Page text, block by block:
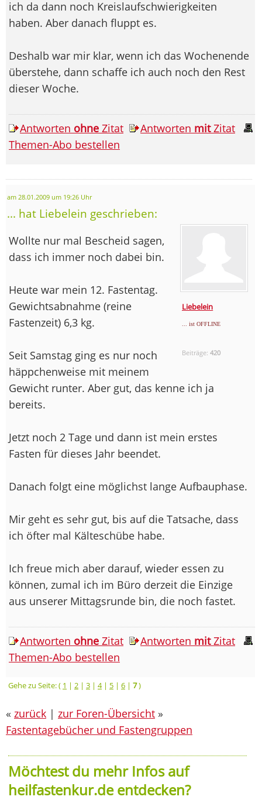
ich da dann noch Kreislaufschwierigkeiten
haben. Aber danach fluppt es.
Deshalb war mir klar, wenn ich das Wochenende
überstehe, dann schaffe ich auch noch den Rest
dieser Woche.
Antworten ohne Zitat Antworten mitZitat
Themen-Abo bestellen
am 28.01.2009 um 19:26 Uhr
... hat Liebelein geschrieben:
Liebelein
... ist OFFLINE
Beiträge:420
Wollte nur mal Bescheid sagen,
dass ich immer noch dabei bin.
Heute war mein 12. Fastentag.
Gewichtsabnahme (reine
Fastenzeit) 6,3 kg.
Seit Samstag ging es nur noch
häppchenweise mit meinem
Gewicht runter. Aber gut, das kenne ich ja
bereits.
Jetzt noch 2 Tage und dann ist mein erstes
Fasten für dieses Jahr beendet.
Danach folgt eine möglichst lange Aufbauphase.
Mir geht es sehr gut, bis auf die Tatsache, dass
ich öfter mal Kälteschübe habe.
Ich freue mich aber darauf, wieder essen zu
können, zumal ich im Büro derzeit die Einzige
aus unserer Mittagsrunde bin, die noch fastet.
Antworten ohne Zitat Antworten mitZitat
Themen-Abo bestellen
Gehe zu Seite: ( 1 | 2 | 3 | 4| 5 | 6 | 7)
« zurück | zur Foren-Übersicht »
Fastentagebücher und Fastengruppen
Möchtest du mehr Infos auf
heilfastenkur.de entdecken?